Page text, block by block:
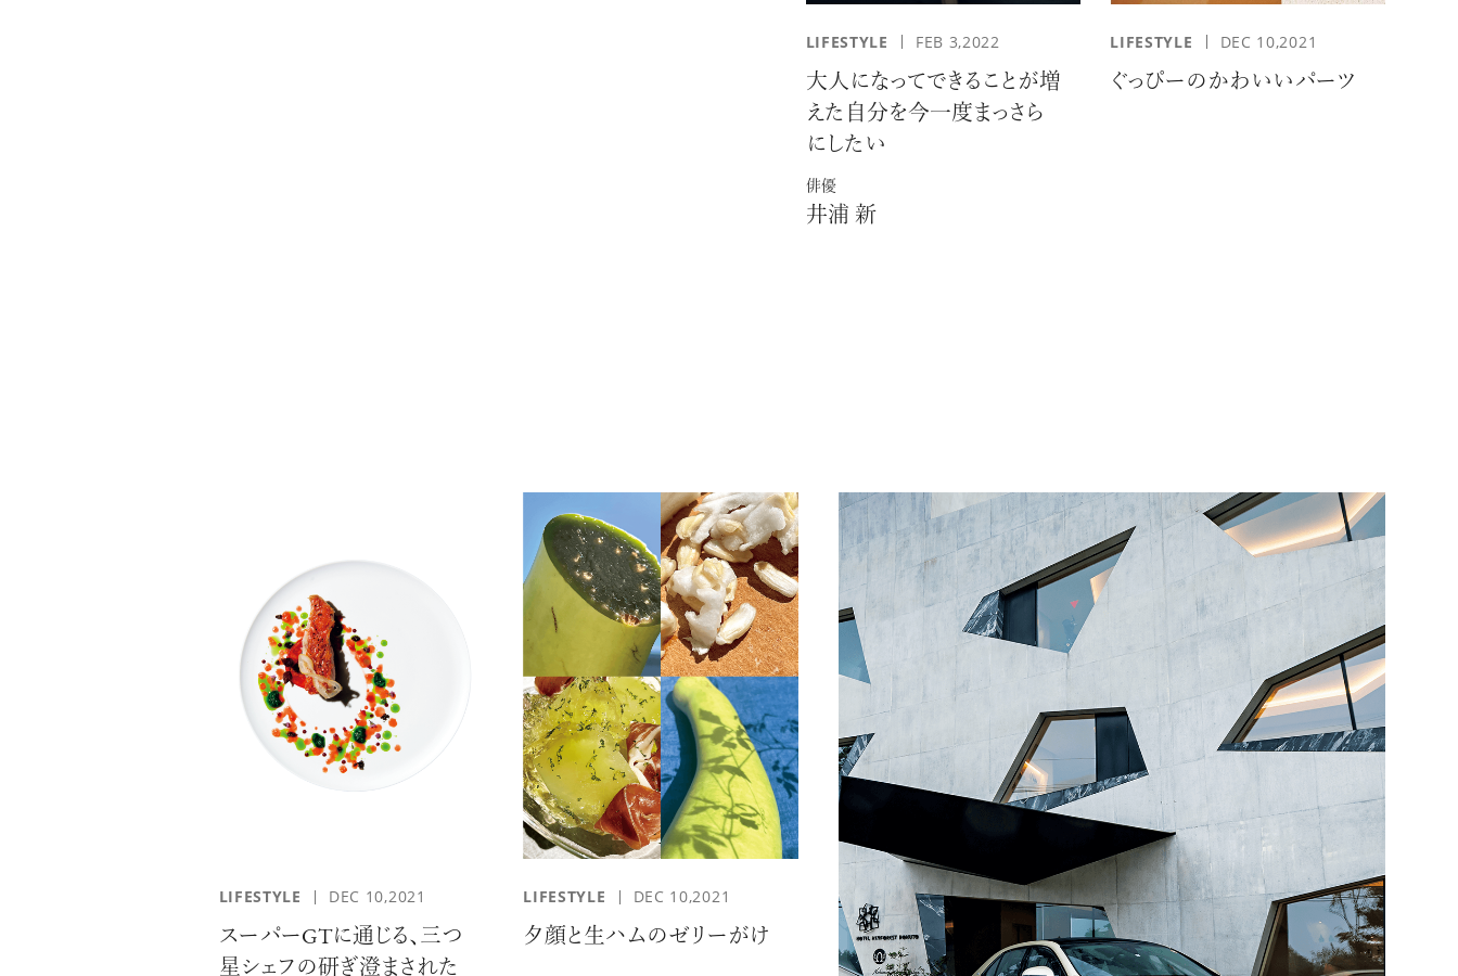
LIFESTYLE FEB 3,2022
大人になってできることが増
えた自分を今一度まっさら
にしたい
俳優
井浦 新
LIFESTYLE DEC 10,2021
ぐっぴーのかわいいパーツ
LIFESTYLE DEC 10,2021
スーパーGTに通じる、三つ
星シェフの研ぎ澄まされた
LIFESTYLE DEC 10,2021
夕顔と生ハムのゼリーがけ